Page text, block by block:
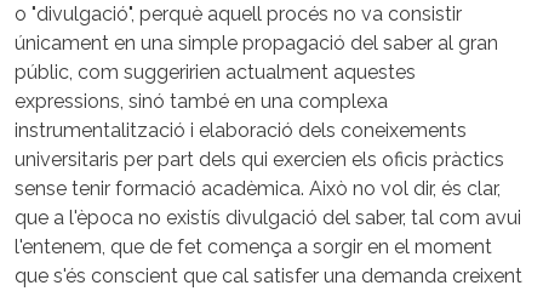
o "divulgació", perquè aquell procés no va consistir
únicament en una simple propagació del saber al gran
públic, com suggeririen actualment aquestes
expressions, sinó també en una complexa
instrumentalització i elaboració dels coneixements
universitaris per part dels qui exercien els oficis pràctics
sense tenir formació acadèmica. Això no vol dir, és clar,
que a l'època no existís divulgació del saber, tal com avui
l'entenem, que de fet comença a sorgir en el moment
que s'és conscient que cal satisfer una demanda creixent